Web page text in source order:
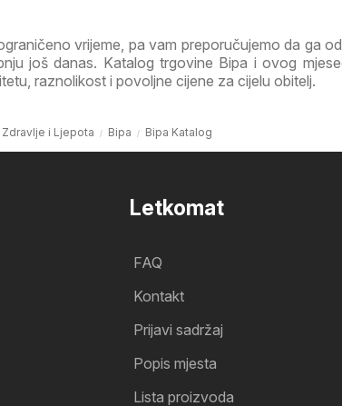
vrijeme, pa vam preporučujemo da ga
još danas. Katalog trgovine Bipa i ovog
raznolikost i povoljne cijene za cijelu obitelj.
Zdravlje i Ljepota Bipa Bipa Katalog
Letkomat
FAQ
Kontakt
Prijavi sadržaj
Popis mjesta
Lista proizvoda